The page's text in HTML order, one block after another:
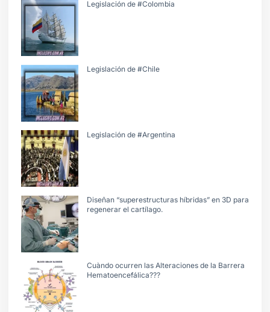
Legislación de #Colombia
Legislación de #Chile
Legislación de #Argentina
Diseñan “superestructuras híbridas” en 3D para
regenerar el cartílago.
Cuàndo ocurren las Alteraciones de la Barrera
Hematoencefálica???